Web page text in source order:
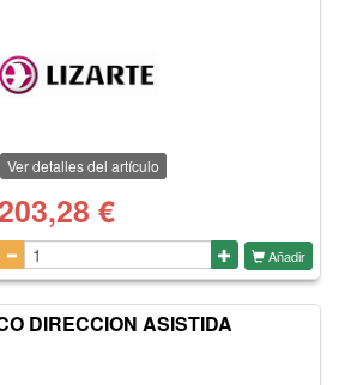
Ver detalles del artículo
€
Añadir
DIRECCION ASISTIDA